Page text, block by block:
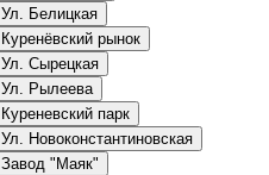
Ул. Белицкая
Куренёвский рынок
Ул. Сырецкая
Ул. Рылеева
Куреневский парк
Ул. Новоконстантиновская
Завод "Маяк"